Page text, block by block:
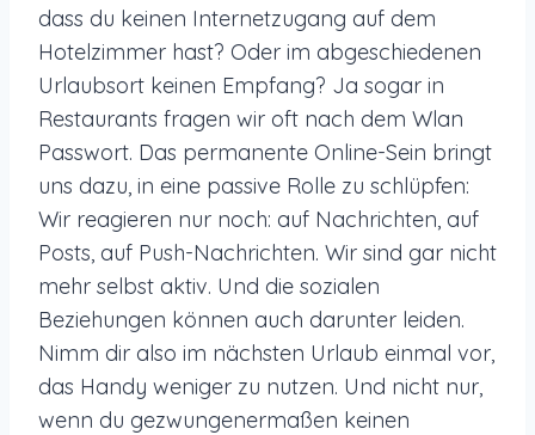
dass du keinen Internetzugang auf dem
Hotelzimmer hast? Oder im abgeschiedenen
Urlaubsort keinen Empfang? Ja sogar in
Restaurants fragen wir oft nach dem Wlan
Passwort. Das permanente Online-Sein bringt
uns dazu, in eine passive Rolle zu schlüpfen:
Wir reagieren nur noch: auf Nachrichten, auf
Posts, auf Push-Nachrichten. Wir sind gar nicht
mehr selbst aktiv. Und die sozialen
Beziehungen können auch darunter leiden.
Nimm dir also im nächsten Urlaub einmal vor,
das Handy weniger zu nutzen. Und nicht nur,
wenn du gezwungenermaßen keinen